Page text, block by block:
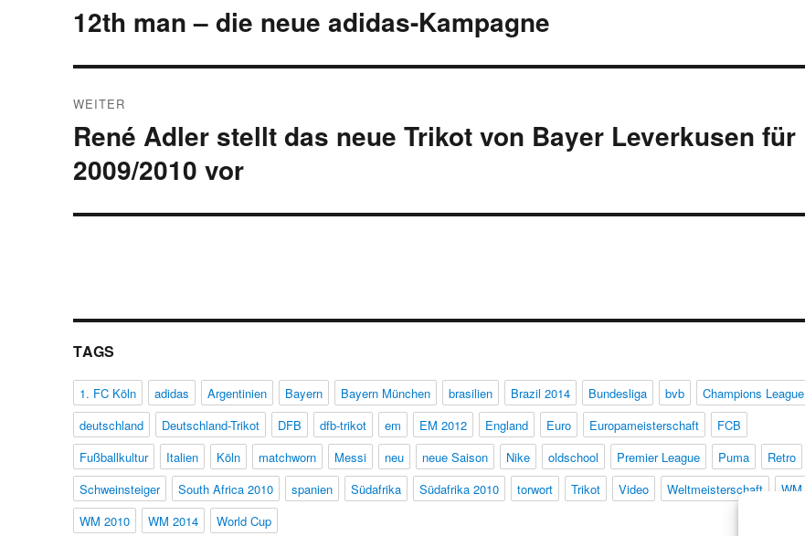
Vorheriger
12th man – die neue adidas-Kampagne
WEITER
Nächster
Beitrag:
René Adler stellt das neue Trikot von Bayer Leverkusen für
2009/2010 vor
TAGS
1. FC Köln adidas Argentinien Bayern Bayern München brasilien Brazil 2014 Bundesliga bvb
Champions League
deutschland
Deutschland-Trikot DFB dfb-trikot em EM 2012 England Euro Europameisterschaft
FCB
Fußballkultur
Italien Köln matchworn Messi neu neue Saison Nike oldschool Premier League Puma
Retro
Schweinsteiger
South Africa 2010 spanien Südafrika Südafrika 2010 torwort Trikot Video Weltmeisterschaft
WM
WM 2010
WM 2014 World Cup